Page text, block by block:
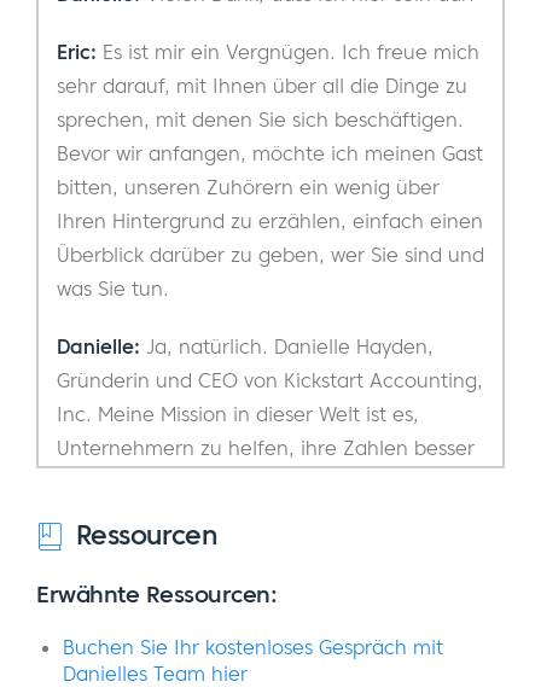
Eric: Es ist mir ein Vergnügen. Ich freue mich
sehr darauf, mit Ihnen über all die Dinge zu
sprechen, mit denen Sie sich beschäftigen.
Bevor wir anfangen, möchte ich meinen Gast
bitten, unseren Zuhörern ein wenig über
Ihren Hintergrund zu erzählen, einfach einen
Überblick darüber zu geben, wer Sie sind und
was Sie tun.
Danielle: Ja, natürlich. Danielle Hayden,
Gründerin und CEO von Kickstart Accounting,
Inc. Meine Mission in dieser Welt ist es,
Unternehmern zu helfen, ihre Zahlen besser
führen können, das sie leben wollen.
Während meiner Zeit als CFO habe ich
Vorstände und Investoren, die mit den
richtigen Finanzinformationen ausgestattet
Ressourcen
Erwähnte Ressourcen:
Buchen Sie Ihr kostenloses Gespräch mit
Danielles Team hier